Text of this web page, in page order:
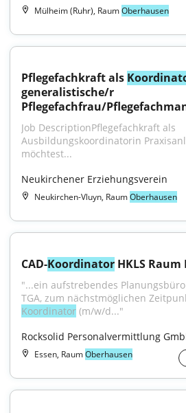
Mülheim (Ruhr), RaumOberhausen
Pflegefachkraft als
generalistische/r
Pflegefachfrau/
Job DescriptionPflegefachkraft als
Ausbildungskoordinatorin
möchtest...
Neukirchener Erziehungsverein
Neukirchen-Vluyn, RaumOberhausen
CAD-Koordinator HKLS
"...ein aufstrebendes
TGA, zum nächstmöglichen
Koordinator (m/w/d..."
Rocksolid Personalvermittlung
Essen, RaumOberhausen